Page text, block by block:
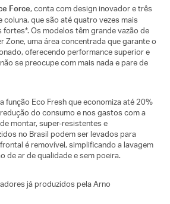
Force, conta com design inovador e três
que são até quatro vezes mais
Os modelos têm grande vazão de
Zone, uma área concentrada que garante o
oferecendoperformancesuperior e
se preocupe com mais nada e pare de
funçãoEco Freshque economiza até 20%
do consumo e nos gastos com a
montar, super-resistentes e
no Brasil podem ser levados para
é removível, simplificando a lavagem
de ar de qualidade e sem poeira.
já produzidos pela Arno